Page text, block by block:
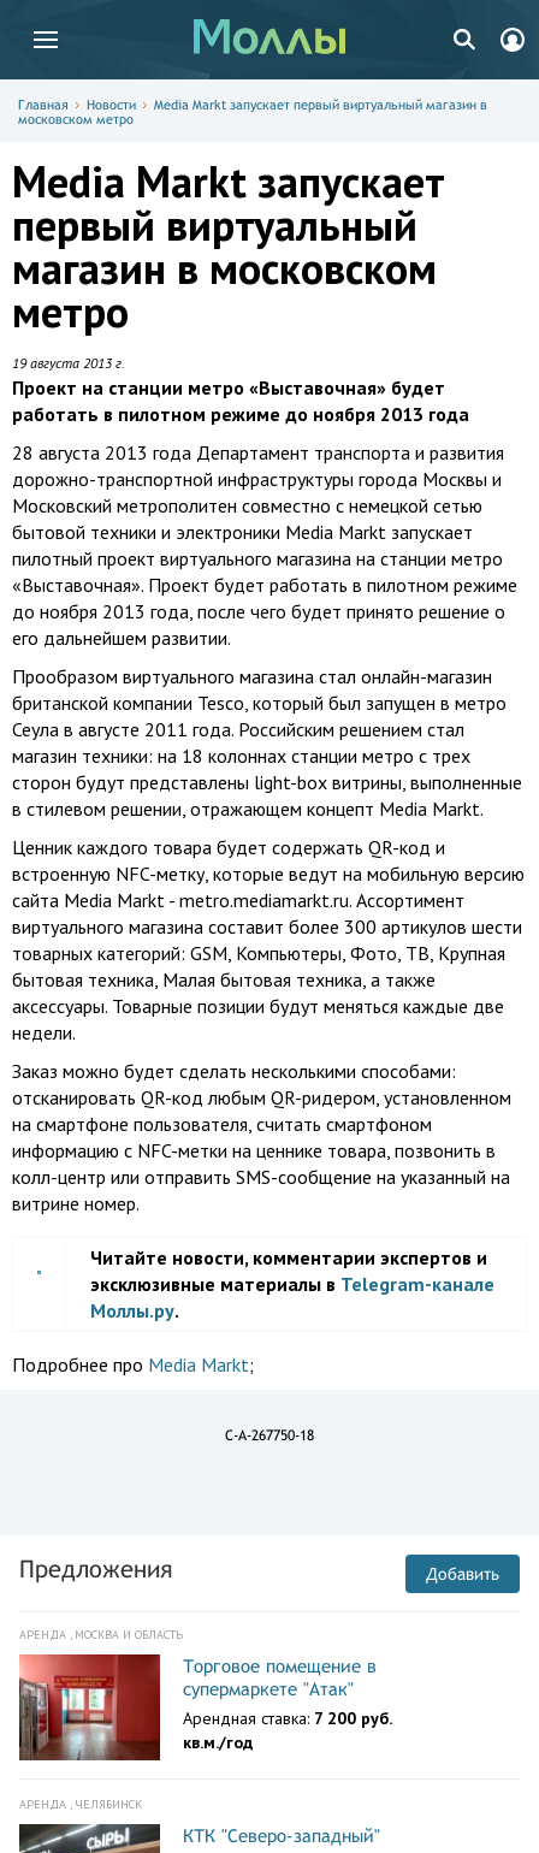
Главная Новости
Media Markt запускает первый виртуальный магазин в
московском метро
Media Markt запускает
первый виртуальный
магазин в московском
метро
19 августа 2013 г.
Проект на станции метро «Выставочная» будет
работать в пилотном режиме до ноября 2013 года
28 августа 2013 года Департамент транспорта и развития
дорожно-транспортной инфраструктуры города Москвы и
Московский метрополитен совместно с немецкой сетью
бытовой техники и электроники Media Markt запускает
пилотный проект виртуального магазина на станции метро
«Выставочная». Проект будет работать в пилотном режиме
до ноября 2013 года, после чего будет принято решение о
его дальнейшем развитии.
Прообразом виртуального магазина стал онлайн-магазин
британской компании Tesco, который был запущен в метро
Сеула в августе 2011 года. Российским решением стал
магазин техники: на 18 колоннах станции метро с трех
сторон будут представлены light-box витрины, выполненные
в стилевом решении, отражающем концепт Media Markt.
Ценник каждого товара будет содержать QR-код и
встроенную NFC-метку, которые ведут на мобильную версию
сайта Media Markt - metro.mediamarkt.ru. Ассортимент
виртуального магазина составит более 300 артикулов шести
товарных категорий: GSM, Компьютеры, Фото, ТВ, Крупная
бытовая техника, Малая бытовая техника, а также
аксессуары. Товарные позиции будут меняться каждые две
недели.
Заказ можно будет сделать несколькими способами:
отсканировать QR-код любым QR-ридером, установленном
на смартфоне пользователя, считать смартфоном
информацию с NFC-метки на ценнике товара, позвонить в
колл-центр или отправить SMS-сообщение на указанный на
витрине номер.
Читайте новости, комментарии экспертов и
эксклюзивные материалы в Telegram-канале
Моллы.ру.
Подробнее про Media Markt;
C-A-267750-18
Предложения Добавить
АРЕНДА , МОСКВА И ОБЛАСТЬ
Торговое помещение в
супермаркете "Атак"
Арендная ставка: 7 200 руб.
кв.м./год
АРЕНДА , ЧЕЛЯБИНСК
КТК "Северо-западный"